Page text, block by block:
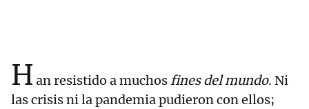
H an resistido a muchosfines del mundo. Ni
las crisis ni la pandemia pudieron con ellos;